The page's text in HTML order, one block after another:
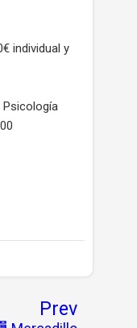
individual y
Psicología
Prev